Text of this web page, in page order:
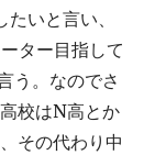
いと言い、
ター目指して
う。なのでさ
校はN高とか
その代わり中